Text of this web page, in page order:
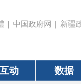
| 新疆政府网| 克州政府
数据 网站地